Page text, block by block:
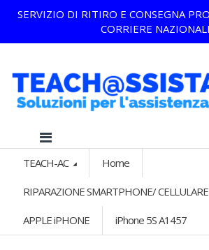
SERVIZIO DI RITIRO E CONSEGNA
CORRIERE
TEACH-AC Home
RIPARAZIONE SMARTPHONE/ CELLULARE
APPLE iPHONE iPhone 5S A1457